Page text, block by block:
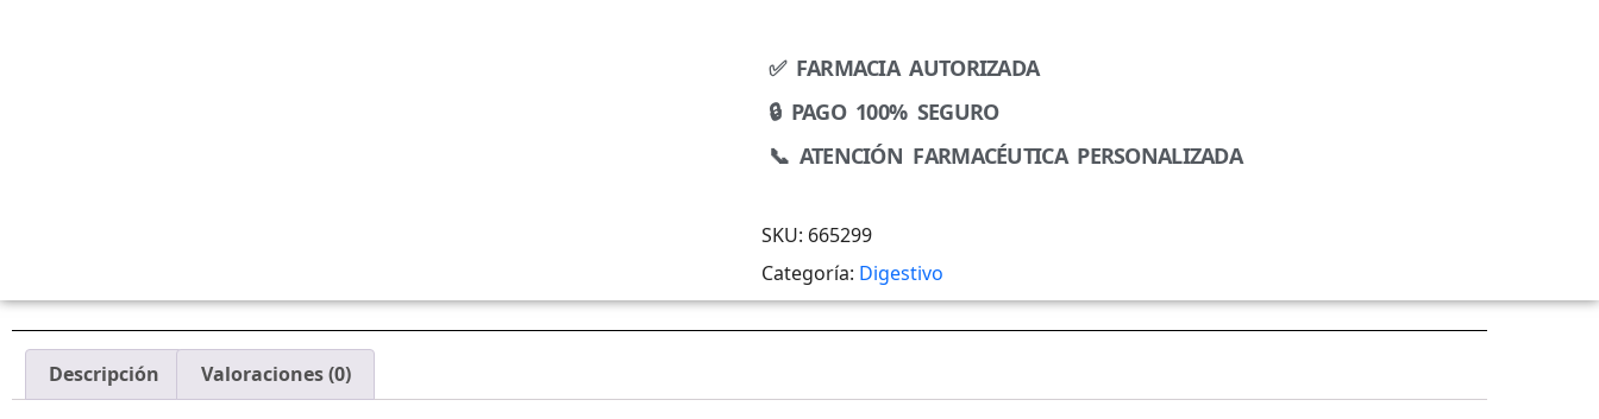
✅ FARMACIA AUTORIZADA
🔒 PAGO 100% SEGURO
📞 ATENCIÓN FARMACÉUTICA PERSONALIZADA
SKU: 665299
Categoría: Digestivo
Descripción Valoraciones (0)